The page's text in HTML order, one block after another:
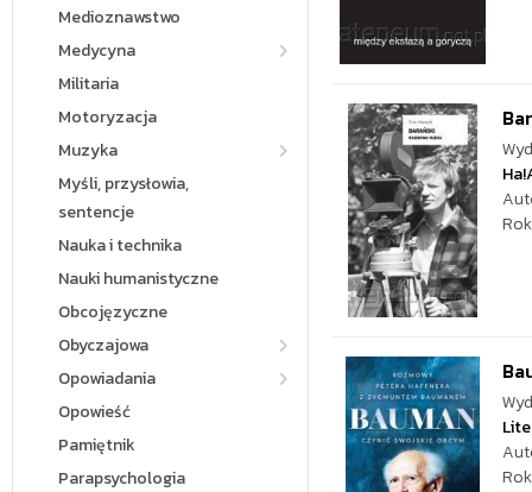
Medioznawstwo
Medycyna
Militaria
Motoryzacja
Muzyka
Myśli, przysłowia,
sentencje
Nauka i technika
Nauki humanistyczne
Obcojęzyczne
Obyczajowa
Opowiadania
Opowieść
Pamiętnik
Parapsychologia